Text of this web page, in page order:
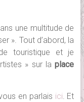
une multitude de
». Tout d’abord, la
touristique et je
» sur la place
en parlais ici. Et